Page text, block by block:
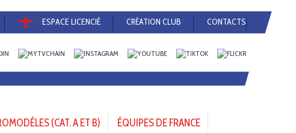
ESPACE LICENCIÉ CRÉATION CLUB CONTACTS
(CAT. A ET B)
ÉQUIPES DE FRANCE